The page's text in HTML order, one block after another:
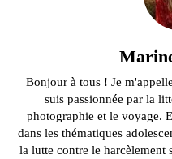
Bonjour à tous ! Je
suis passionnée par la
photographie et le voyage.
dans les thématiques
la lutte contre le harcèlement